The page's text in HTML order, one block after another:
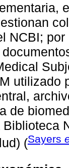
NCBI;
utilizado
de
(Sayers